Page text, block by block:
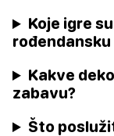
Koje igre
Kakve
zabavu?
Što